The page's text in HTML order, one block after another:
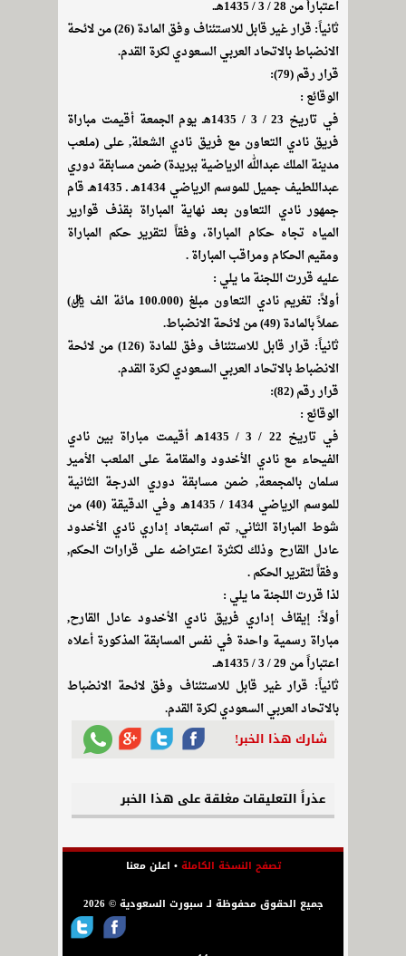
اعتباراً من 28 / 3 / 1435هـ.
ثانياً: قرار غير قابل للاستئناف وفق المادة (26) من لائحة
الانضباط بالاتحاد العربي السعودي لكرة القدم.
قرار رقم (79):
الوقائع :
في تاريخ 23 / 3 / 1435هـ يوم الجمعة أقيمت مباراة
فريق نادي التعاون مع فريق نادي الشعلة, على (ملعب
مدينة الملك عبدالله الرياضية ببريدة) ضمن مسابقة دوري
عبداللطيف جميل للموسم الرياضي 1434هـ ـ 1435هـ قام
جمهور نادي التعاون بعد نهاية المباراة بقذف قوارير
المياه تجاه حكام المباراة، وفقاً لتقرير حكم المباراة
ومقيم الحكام ومراقب المباراة .
عليه قررت اللجنة ما يلي :
أولاً: تغريم نادي التعاون مبلغ (100.000 مائة الف ريال)
عملاً بالمادة (49) من لائحة الانضباط.
ثانياً: قرار قابل للاستئناف وفق للمادة (126) من لائحة
الانضباط بالاتحاد العربي السعودي لكرة القدم.
قرار رقم (82):
الوقائع :
في تاريخ 22 / 3 / 1435هـ أقيمت مباراة بين نادي
الفيحاء مع نادي الأخدود والمقامة على الملعب الأمير
سلمان بالمجمعة, ضمن مسابقة دوري الدرجة الثانية
للموسم الرياضي 1434 / 1435هـ وفي الدقيقة (40) من
شوط المباراة الثاني, تم استبعاد إداري نادي الأخدود
عادل القارح وذلك لكثرة اعتراضه على قرارات الحكم,
وفقاً لتقرير الحكم .
لذا قررت اللجنة ما يلي :
أولاً: إيقاف إداري فريق نادي الأخدود عادل القارح,
مباراة رسمية واحدة في نفس المسابقة المذكورة أعلاه
اعتباراً من 29 / 3 / 1435هـ.
ثانياً: قرار غير قابل للاستئناف وفق لائحة الانضباط
بالاتحاد العربي السعودي لكرة القدم.
شارك هذا الخبر!
عذراً التعليقات مغلقة على هذا الخبر
تصفح النسخة الكاملة• اعلن معنا
جميع الحقوق محفوظة لـ سبورت السعودية © 2026